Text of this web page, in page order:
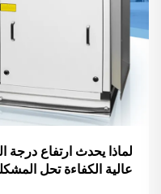
لماذا يحدث ارتفاع درجة
عالية الكفاءة تحل